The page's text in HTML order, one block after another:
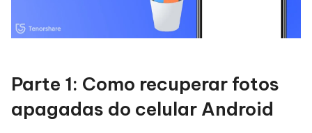
Parte 1: Como recuperar fotos
apagadas do celular Android